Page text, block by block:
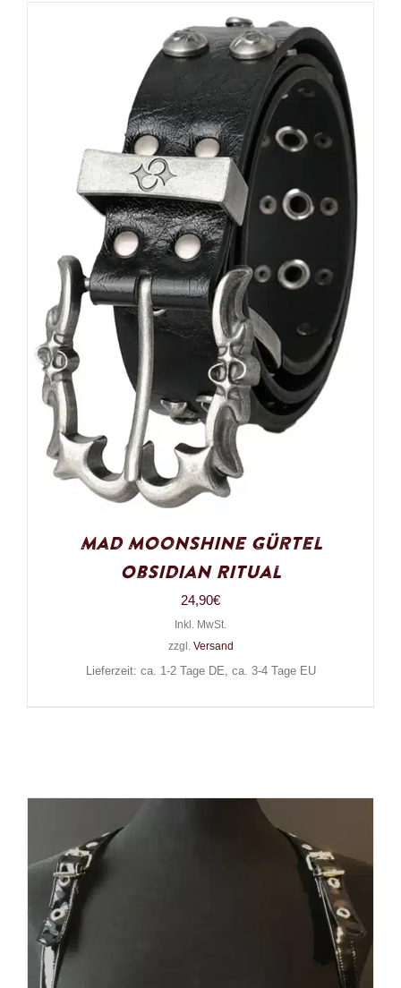
Mad Moonshine Gürtel
Obsidian Ritual
24,90€
Inkl. MwSt.
zzgl. Versand
Lieferzeit: ca. 1-2 Tage DE, ca. 3-4 Tage EU